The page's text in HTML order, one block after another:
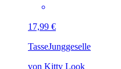
17,99 €
TasseJunggeselle
von Kitty Look